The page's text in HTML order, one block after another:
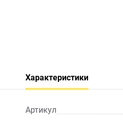
Характеристики
Артикул